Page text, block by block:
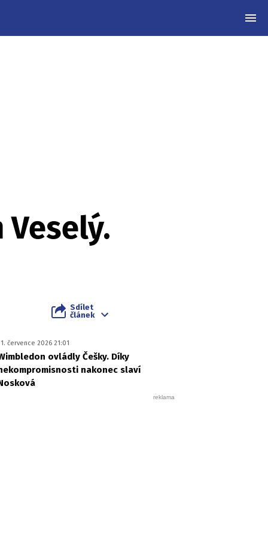
Sdílet
článek
července 2026 21:01
ovládly Češky. Díky
nakonec slaví